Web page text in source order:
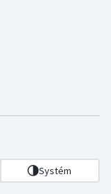
Systém